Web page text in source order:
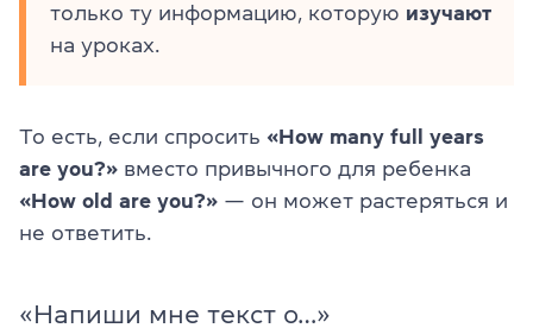
только ту информацию, которую изучают
на уроках.
То есть, если спросить «How many full years
are you?» вместо привычного для ребенка
«How old are you?» — он может растеряться и
не ответить.
«Напиши мне текст о…»